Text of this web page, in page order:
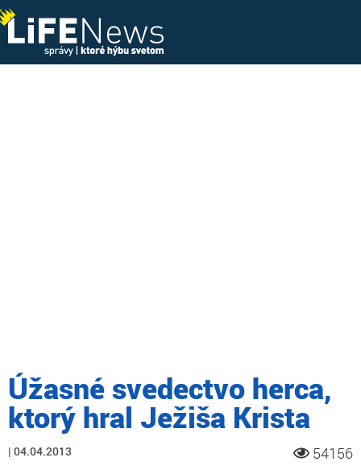
Úžasné svedectvo herca,
ktorý hral Ježiša Krista
04.04.2013 54156